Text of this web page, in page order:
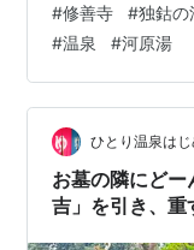
のシンボル。 弘
年に心打たれ、「
を湧き出させた
です。 「現在は
せせらぎとともに
的。 ここから修
#修善寺 #独鈷の
#温泉 #河原湯
ひとり温泉はじ
お墓の隣にど
吉」を引き、重